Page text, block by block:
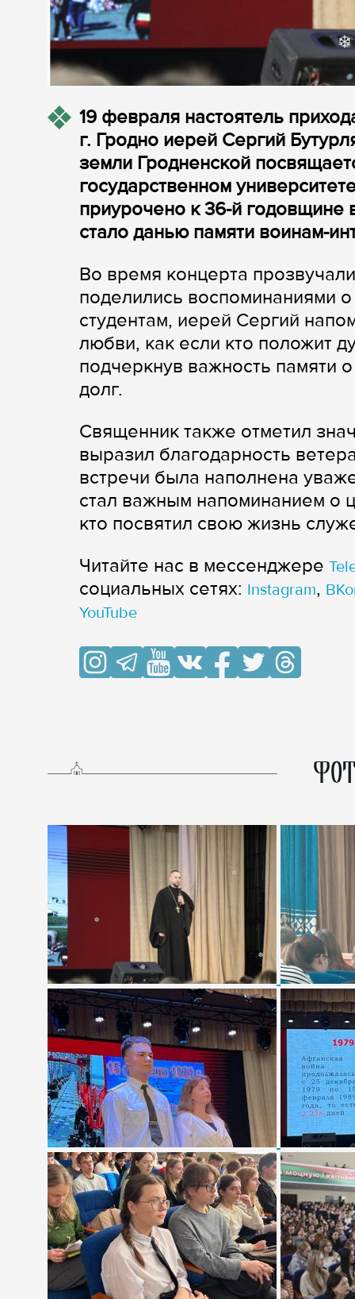
19 февраля настоятель
г. Гродно иерей Сергий
земли Гродненской
государственном
приурочено к 36-й годовщине
стало данью памяти воинам-
Во время концерта
поделились воспоминаниями
студентам, иерей Сергий
любви, как если кто положит
подчеркнув важность памяти
долг.
Священник также отметил
выразил благодарность
встречи была наполнена
стал важным напоминанием о
кто посвятил свою жизнь
Читайте нас в мессенджере
cоциальных сетях: Instagram,
YouTube